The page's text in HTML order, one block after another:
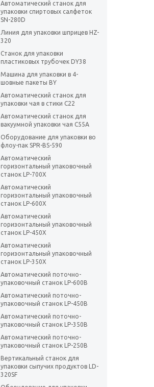
Автоматический станок для
упаковки спиртовых салфеток
SN-280D
Линия для упаковки шприцев HZ-
320
Станок для упаковки
пластиковых трубочек DY38
Машина для упаковки в 4-
шовные пакеты BY
Автоматический станок для
упаковки чая в стики C22
Автоматический станок для
вакуумной упаковки чая C55A
Оборудование для упаковки во
флоу-пак SPR-BS-590
Автоматический
горизонтальный упаковочный
станок LP-700X
Автоматический
горизонтальный упаковочный
станок LP-600X
Автоматический
горизонтальный упаковочный
станок LP-450X
Автоматический
горизонтальный упаковочный
станок LP-350X
Автоматический поточно-
упаковочный станок LP-600B
Автоматический поточно-
упаковочный станок LP-450B
Автоматический поточно-
упаковочный станок LP-350B
Автоматический поточно-
упаковочный станок LP-250B
Вертикальный станок для
упаковки сыпучих продуктов LD-
320SF